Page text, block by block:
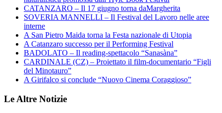
CATANZARO – Il 17 giugno torna daMargherita
SOVERIA MANNELLI – Il Festival del Lavoro nelle aree
interne
A San Pietro Maida torna la Festa nazionale di Utopia
A Catanzaro successo per il Performing Festival
BADOLATO – Il reading-spettacolo “Sanasàna”
CARDINALE (CZ) – Proiettato il film-documentario “Figli
del Minotauro”
A Girifalco si conclude “Nuovo Cinema Coraggioso”
Le Altre Notizie